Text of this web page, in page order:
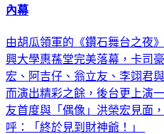
內幕
由胡瓜領軍的《鑽石舞台之夜
興大學惠蓀堂完美落幕，卡司
宏、阿吉仔、翁立友、李翊君
而演出精彩之餘，後台更上演
友首度與「偶像」洪榮宏見面
呼：「終於見到財神爺！」